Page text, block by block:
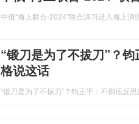
中俄“海上联合-2024”联合演习进入海上演
“锻刀是为了不拔刀”？
格说这话
“锻刀是为了不拔刀”？钧正平：不彻底反